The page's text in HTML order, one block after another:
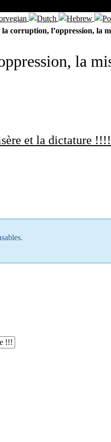
corruption, l’oppression, la
la
et la dictature